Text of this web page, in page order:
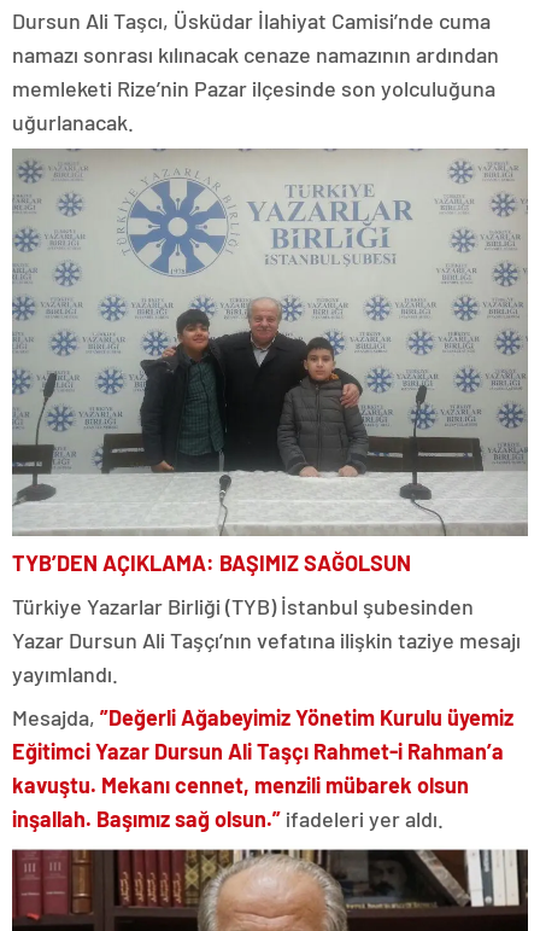
Dursun Ali Taşcı, Üsküdar İlahiyat Camisi’nde cuma
namazı sonrası kılınacak cenaze namazının ardından
memleketi Rize’nin Pazar ilçesinde son yolculuğuna
uğurlanacak.
TYB’DEN AÇIKLAMA: BAŞIMIZ SAĞOLSUN
Türkiye Yazarlar Birliği (TYB) İstanbul şubesinden
Yazar Dursun Ali Taşçı’nın vefatına ilişkin taziye mesajı
yayımlandı.
Mesajda, ”Değerli Ağabeyimiz Yönetim Kurulu üyemiz
Eğitimci Yazar Dursun Ali Taşçı Rahmet-i Rahman’a
kavuştu. Mekanı cennet, menzili mübarek olsun
inşallah. Başımız sağ olsun.” ifadeleri yer aldı.